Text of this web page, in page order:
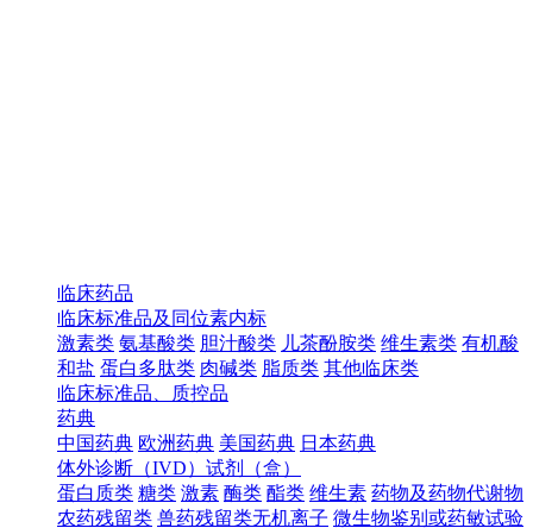
临床药品
临床标准品及同位素内标
激素类 氨基酸类 胆汁酸类 儿茶酚胺类 维生素类 有机酸
和盐 蛋白多肽类 肉碱类 脂质类 其他临床类
临床标准品、质控品
药典
中国药典 欧洲药典 美国药典 日本药典
体外诊断（IVD）试剂（盒）
蛋白质类 糖类 激素 酶类 酯类 维生素 药物及药物代谢物
农药残留类 兽药残留类无机离子 微生物鉴别或药敏试验